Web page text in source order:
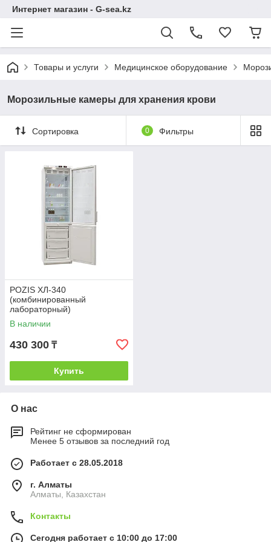
Интернет магазин - G-sea.kz
Товары и услуги Медицинское оборудование
Морозильные камеры для хранения крови
Сортировка 0 Фильтры
POZIS ХЛ-340
(комбинированный
лабораторный)
В наличии
430 300 ₸
Купить
О нас
Рейтинг не сформирован
Менее 5 отзывов за последний год
Работает с 28.05.2018
г. Алматы
Алматы, Казахстан
Контакты
Сегодня работает с 10:00 до 17:00